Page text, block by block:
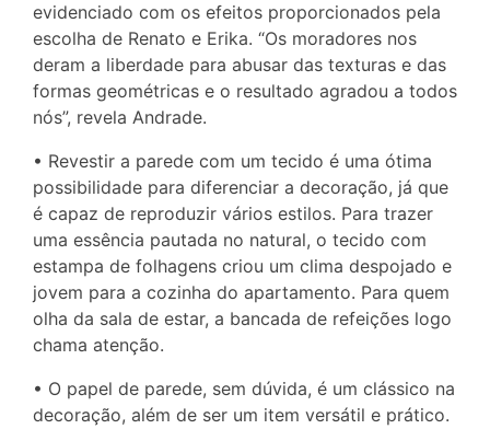
evidenciado com os efeitos proporcionados pela
escolha de Renato e Erika. “Os moradores nos
deram a liberdade para abusar das texturas e das
formas geométricas e o resultado agradou a todos
nós”, revela Andrade.
• Revestir a parede com um tecido é uma ótima
possibilidade para diferenciar a decoração, já que
é capaz de reproduzir vários estilos. Para trazer
uma essência pautada no natural, o tecido com
estampa de folhagens criou um clima despojado e
jovem para a cozinha do apartamento. Para quem
olha da sala de estar, a bancada de refeições logo
chama atenção.
• O papel de parede, sem dúvida, é um clássico na
decoração, além de ser um item versátil e prático.